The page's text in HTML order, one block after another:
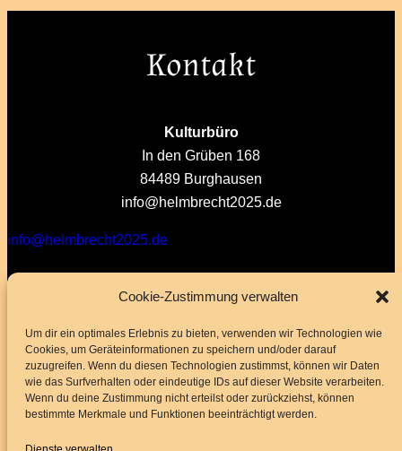
Cookie-Zustimmung verwalten
Um dir ein optimales Erlebnis zu bieten, verwenden wir Technologien wie
Cookies, um Geräteinformationen zu speichern und/oder darauf
zuzugreifen. Wenn du diesen Technologien zustimmst, können wir Daten
wie das Surfverhalten oder eindeutige IDs auf dieser Website verarbeiten.
Wenn du deine Zustimmung nicht erteilst oder zurückziehst, können
bestimmte Merkmale und Funktionen beeinträchtigt werden.
Kontakt
Kulturbüro
In den Grüben 168
84489 Burghausen
info@helmbrecht2025.de
info@helmbrecht2025.de